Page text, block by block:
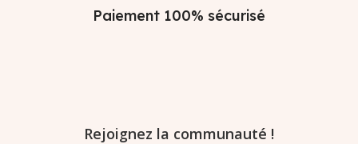
Paiement 100% sécurisé
Rejoignez la communauté !